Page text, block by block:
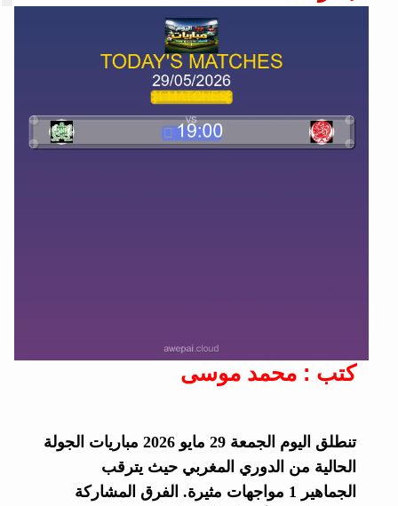
كتب : محمد موسى
تنطلق اليوم الجمعة 29 مايو 2026 مباريات الجولة
الحالية من الدوري المغربي حيث يترقب
الجماهير 1 مواجهات مثيرة. الفرق المشاركة